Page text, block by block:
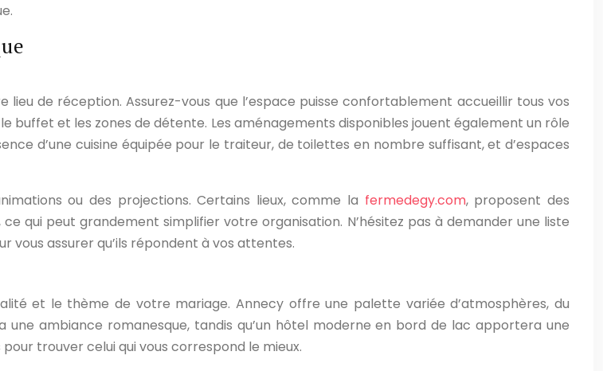
de réception. Assurez-vous que l’espace puisse confortablement accueillir tous vos
buffet et les zones de détente. Les aménagements disponibles jouent également un rôle
d’une cuisine équipée pour le traiteur, de toilettes en nombre suffisant, et d’espaces
ou des projections. Certains lieux, comme la fermedegy.com, proposent des
qui peut grandement simplifier votre organisation. N’hésitez pas à demander une liste
vous assurer qu’ils répondent à vos attentes.
et le thème de votre mariage. Annecy offre une palette variée d’atmosphères, du
ambiance romanesque, tandis qu’un hôtel moderne en bord de lac apportera une
trouver celui qui vous correspond le mieux.